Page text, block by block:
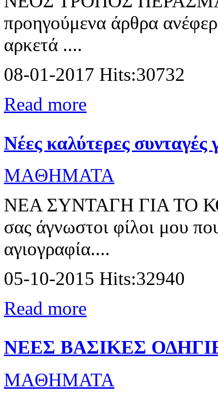
προηγούμενα άρθρα
αρκετά ....
08-01-2017 Hits:30732
Read more
Νέες καλύτερες συνταγές
MAΘΗΜΑΤΑ
ΝΕΑ ΣΥΝΤΑΓΗ ΓΙΑ ΤΟ
σας άγνωστοι φίλοι μου
αγιογραφία....
05-10-2015 Hits:32940
Read more
ΝΕΕΣ ΒΑΣΙΚΕΣ
MAΘΗΜΑΤΑ